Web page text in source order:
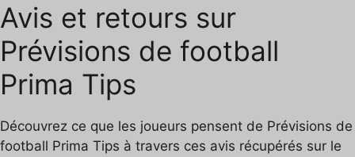
Avis et retours sur
Prévisions de football
Prima Tips
Découvrez ce que les joueurs pensent de Prévisions de
football Prima Tips à travers ces avis récupérés sur le